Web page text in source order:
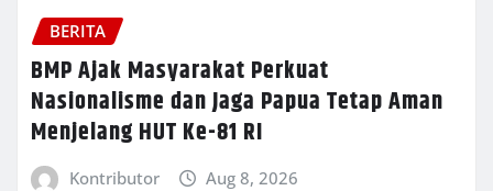
BERITA
BMP Ajak Masyarakat Perkuat
Nasionalisme dan Jaga Papua Tetap Aman
Menjelang HUT Ke-81 RI
Kontributor Aug 8, 2026